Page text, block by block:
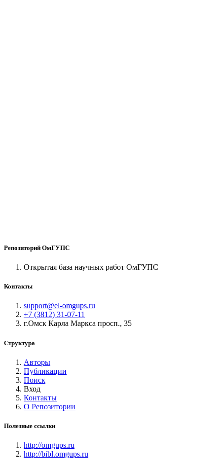
Репозиторий ОмГУПС
Открытая база научных работ ОмГУПС
Контакты
support@el-omgups.ru
+7 (3812) 31-07-11
г.Омск Карла Маркса просп., 35
Структура
Авторы
Публикации
Поиск
Вход
Контакты
О Репозитории
Полезные ссылки
http://omgups.ru
http://bibl.omgups.ru